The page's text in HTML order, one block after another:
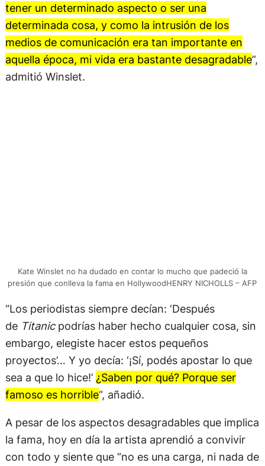
tener un determinado aspecto o ser una
determinada cosa, y como la intrusión de los
medios de comunicación era tan importante en
aquella época, mi vida era bastante desagradable”,
admitió Winslet.
Kate Winslet no ha dudado en contar lo mucho que padeció la
presión que conlleva la fama en HollywoodHENRY NICHOLLS – AFP
“Los periodistas siempre decían: ‘Después
de Titanicpodrías haber hecho cualquier cosa, sin
embargo, elegiste hacer estos pequeños
proyectos’… Y yo decía: ‘¡Sí, podés apostar lo que
sea a que lo hice!’ ¿Saben por qué? Porque ser
famoso es horrible”, añadió.
A pesar de los aspectos desagradables que implica
la fama, hoy en día la artista aprendió a convivir
con todo y siente que “no es una carga, ni nada de